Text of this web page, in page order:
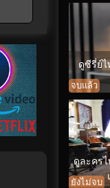
ดูซีรี่ย์ไ
จบแล้ว
ดูละครไ
ยังไม่จบ